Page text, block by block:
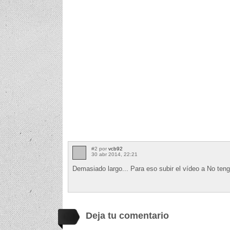
#2 por vcb92
30 abr 2014, 22:21
Demasiado largo... Para eso subir el vídeo a No
Deja tu comentario